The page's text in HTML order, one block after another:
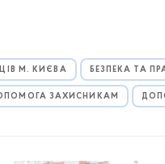
М. КИЄВА БЕЗПЕКА ТА
ЗАХИСНИКАМ